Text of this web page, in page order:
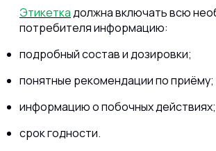
Этикеткадолжна включать всю
потребителя информацию:
подробный состав и дозировки;
понятные рекомендации по приёму;
информацию о побочных действиях;
срок годности.